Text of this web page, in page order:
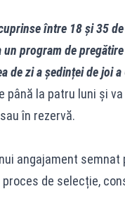
între 18 și 35
program de
de zi a ședinței de joi a
până la patru luni și
în rezervă.
angajament semnat
de selecție,